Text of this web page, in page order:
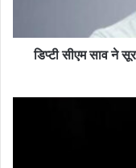
डिप्टी सीएम साव ने